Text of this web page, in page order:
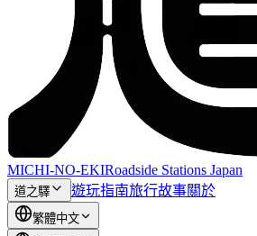
MICHI-NO-EKIRoadside Stations Japan
道之驛 遊玩指南旅行故事關於
繁體中文